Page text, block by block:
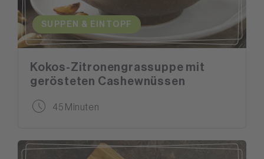
SUPPEN & EINTOPF
Kokos-Zitronengrassuppe mit
gerösteten Cashewnüssen
45 Minuten